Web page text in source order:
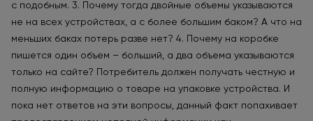
с подобным. 3. Почему тогда двойные объемы указываются
не на всех устройствах, а с более большим баком? А что на
меньших баках потерь разве нет? 4. Почему на коробке
пишется один объем – больший, а два объема указываются
только на сайте? Потребитель должен получать честную и
полную информацию о товаре на упаковке устройства. И
пока нет ответов на эти вопросы, данный факт попахивает